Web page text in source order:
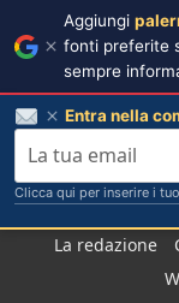
La redazione
Aggiungi
fonti preferite
sempre
Entra nella
Clicca qui per inserire i